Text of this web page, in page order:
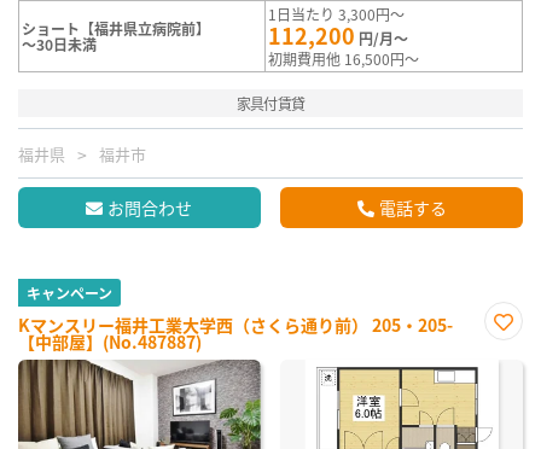
ショート【福井県立病院前】
～30日未満
1日当たり 3,300円～
112,200 円/月～
初期費用他 16,500円～
家具付賃貸
福井県 福井市
お問合わせ 電話する
キャンペーン
Kマンスリー福井工業大学西（さくら通り前） 205・205-
【中部屋】(No.487887)
に入